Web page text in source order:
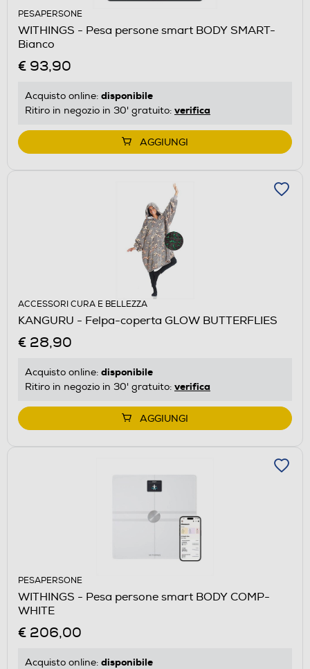
PESAPERSONE
WITHINGS - Pesa persone smart BODY SMART-
Bianco
€ 93,90
Acquisto online: disponibile
Ritiro in negozio in 30' gratuito: verifica
AGGIUNGI
ACCESSORI CURA E BELLEZZA
KANGURU - Felpa-coperta GLOW BUTTERFLIES
€ 28,90
Acquisto online: disponibile
Ritiro in negozio in 30' gratuito: verifica
AGGIUNGI
PESAPERSONE
WITHINGS - Pesa persone smart BODY COMP-
WHITE
€ 206,00
Acquisto online: disponibile